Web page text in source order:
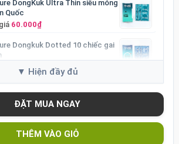
DongKuk Ultra Thin siêu mỏng
Quốc
60.000₫
Dongkuk Dotted 10 chiếc gai
60.000₫
trị giá70.000₫
iPhone 16 Pro Max Clear
THÊM VÀO GIỎ